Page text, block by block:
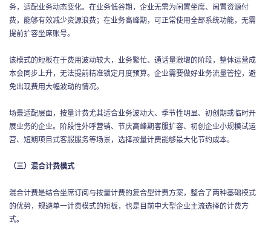
务，适配业务动态变化。在业务低谷期，企业无需为闲置坐席、闲置资源付
费，能够有效减少资源浪费；在业务高峰期，可正常使用全部系统功能，无需
提前扩容坐席账号。
该模式的短板在于费用波动较大，业务繁忙、通话量激增的阶段，整体运营成
本会同步上升，无法提前精准锁定月度预算。企业需要做好业务流量管控，避
免出现费用大幅波动的情况。
场景适配层面，按量计费尤其适合业务波动大、季节性明显、初创期或临时开
展业务的企业。阶段性外呼营销、节庆高峰期客服扩容、初创企业小规模试运
营、短期项目式客服服务等场景，选择按量计费能够最大化节约成本。
（三）混合计费模式
混合计费是结合坐席订阅与按量计费的复合型计费方案，整合了两种基础模式
的优势，规避单一计费模式的短板，也是目前中大型企业主流选择的计费方
式。